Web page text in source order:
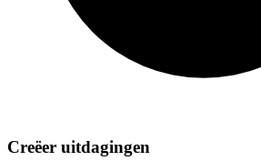
Creëer uitdagingen